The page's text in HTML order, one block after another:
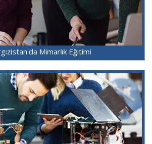
Mimarlık Eğitimi